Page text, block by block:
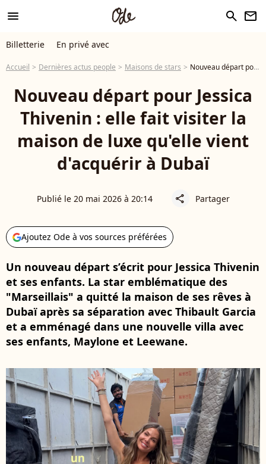
menu search newsletter
Billetterie En privé avec
Accueil Dernières actus people Maisons de stars Nouveau départ pour Jessica Thivenin : elle fait visiter la maison de luxe qu'elle vient d'acquérir à Dubaï
Nouveau départ pour Jessica
Thivenin : elle fait visiter la
maison de luxe qu'elle vient
d'acquérir à Dubaï
Publié le 20 mai 2026 à 20:14 share Partager
Ajoutez Ode à vos sources préférées
Un nouveau départ s’écrit pour Jessica Thivenin
et ses enfants. La star emblématique des
"Marseillais" a quitté la maison de ses rêves à
Dubaï après sa séparation avec Thibault Garcia
et a emménagé dans une nouvelle villa avec
ses enfants, Maylone et Leewane.